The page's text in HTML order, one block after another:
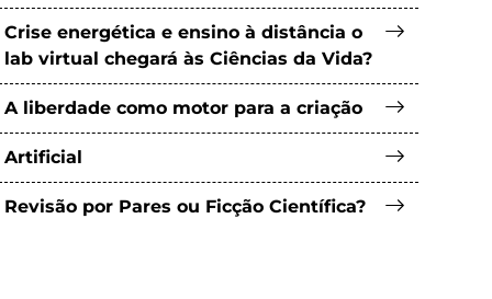
Crise energética e ensino à distância o
lab virtual chegará às Ciências da Vida?
A liberdade como motor para a criação
Artificial
Revisão por Pares ou Ficção Científica?